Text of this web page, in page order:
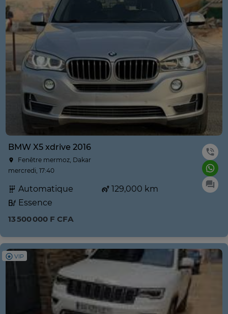
BMW X5 xdrive 2016
Fenêtre mermoz, Dakar
mercredi, 17:40
Automatique
129,000 km
Essence
13 500 000 F CFA
VIP